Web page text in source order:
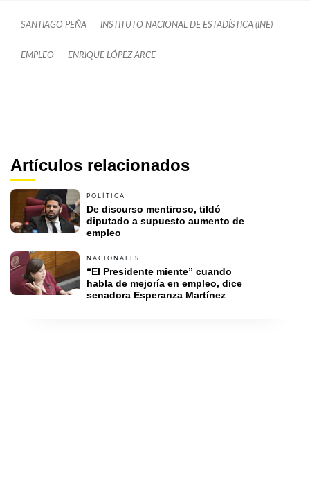
SANTIAGO PEÑA INSTITUTO NACIONAL DE ESTADÍSTICA (INE)
EMPLEO ENRIQUE LÓPEZ ARCE
Artículos relacionados
POLÍTICA
De discurso mentiroso, tildó
diputado a supuesto aumento de
empleo
NACIONALES
“El Presidente miente” cuando
habla de mejoría en empleo, dice
senadora Esperanza Martínez